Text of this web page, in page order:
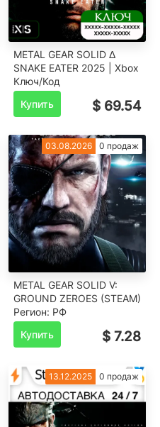
METAL GEAR SOLID Δ
SNAKE EATER 2025 | Xbox
Ключ/Код
Купить
$ 69.54
03.08.2026 0 продаж
METAL GEAR SOLID V:
GROUND ZEROES (STEAM)
Регион: РФ
Купить
$ 7.28
13.12.2025 0 продаж